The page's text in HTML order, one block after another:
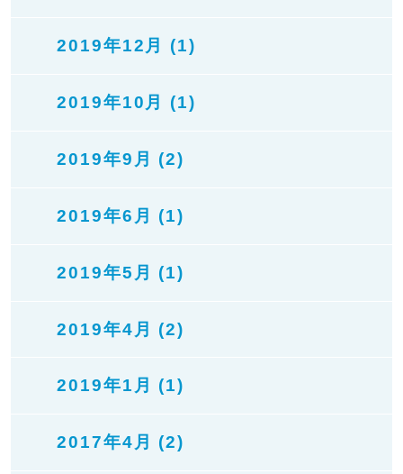
2019年12月 (1)
2019年10月 (1)
2019年9月 (2)
2019年6月 (1)
2019年5月 (1)
2019年4月 (2)
2019年1月 (1)
2017年4月 (2)